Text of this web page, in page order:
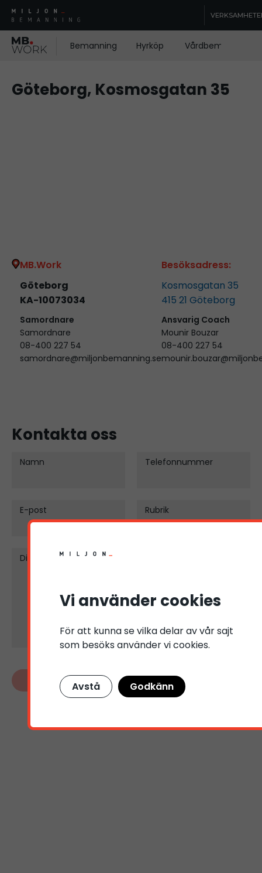
Bemanning Hyrköp Vårdbemanning
Göteborg, Kosmosgatan 35
MB.Work
Göteborg
KA-10073034
Samordnare
Samordnare
08-400 227 54
samordnare@miljonbemanning.se
Besöksadress:
Kosmosgatan 35
415 21 Göteborg
Ansvarig Coach
Mounir Bouzar
08-400 227 54
Kontakta oss
Namn Telefonnummer
E-post Rubrik
Ditt meddelande
Vi använder cookies
För att kunna se vilka delar av vår sajt
som besöks använder vi cookies.
Avstå Godkänn